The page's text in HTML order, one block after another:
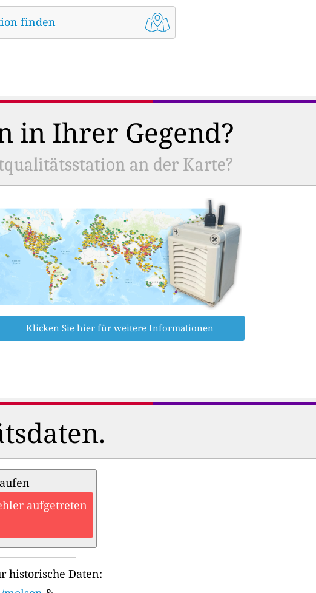
finden
in Ihrer Gegend?
an der Karte?
Klicken Sie hier für weitere Informationen
aufgetreten
historische Daten: